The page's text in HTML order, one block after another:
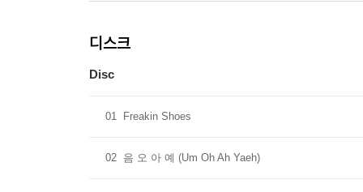
디스크
Disc
01 Freakin Shoes
02 음 오 아 예 (Um Oh Ah Yaeh)